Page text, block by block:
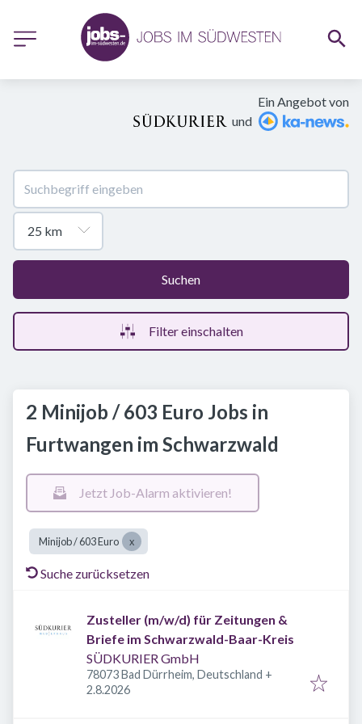
Ein Angebot von
und
Suchen
Filter einschalten
2 Minijob / 603 Euro Jobs in
Furtwangen im Schwarzwald
Jetzt Job-Alarm aktivieren!
Minijob / 603 Euro
Suche zurücksetzen
Zusteller (m/w/d) für Zeitungen &
Briefe im Schwarzwald-Baar-Kreis
SÜDKURIER GmbH
78073 Bad Dürrheim, Deutschland +
Veröffentlicht
2.8.2026